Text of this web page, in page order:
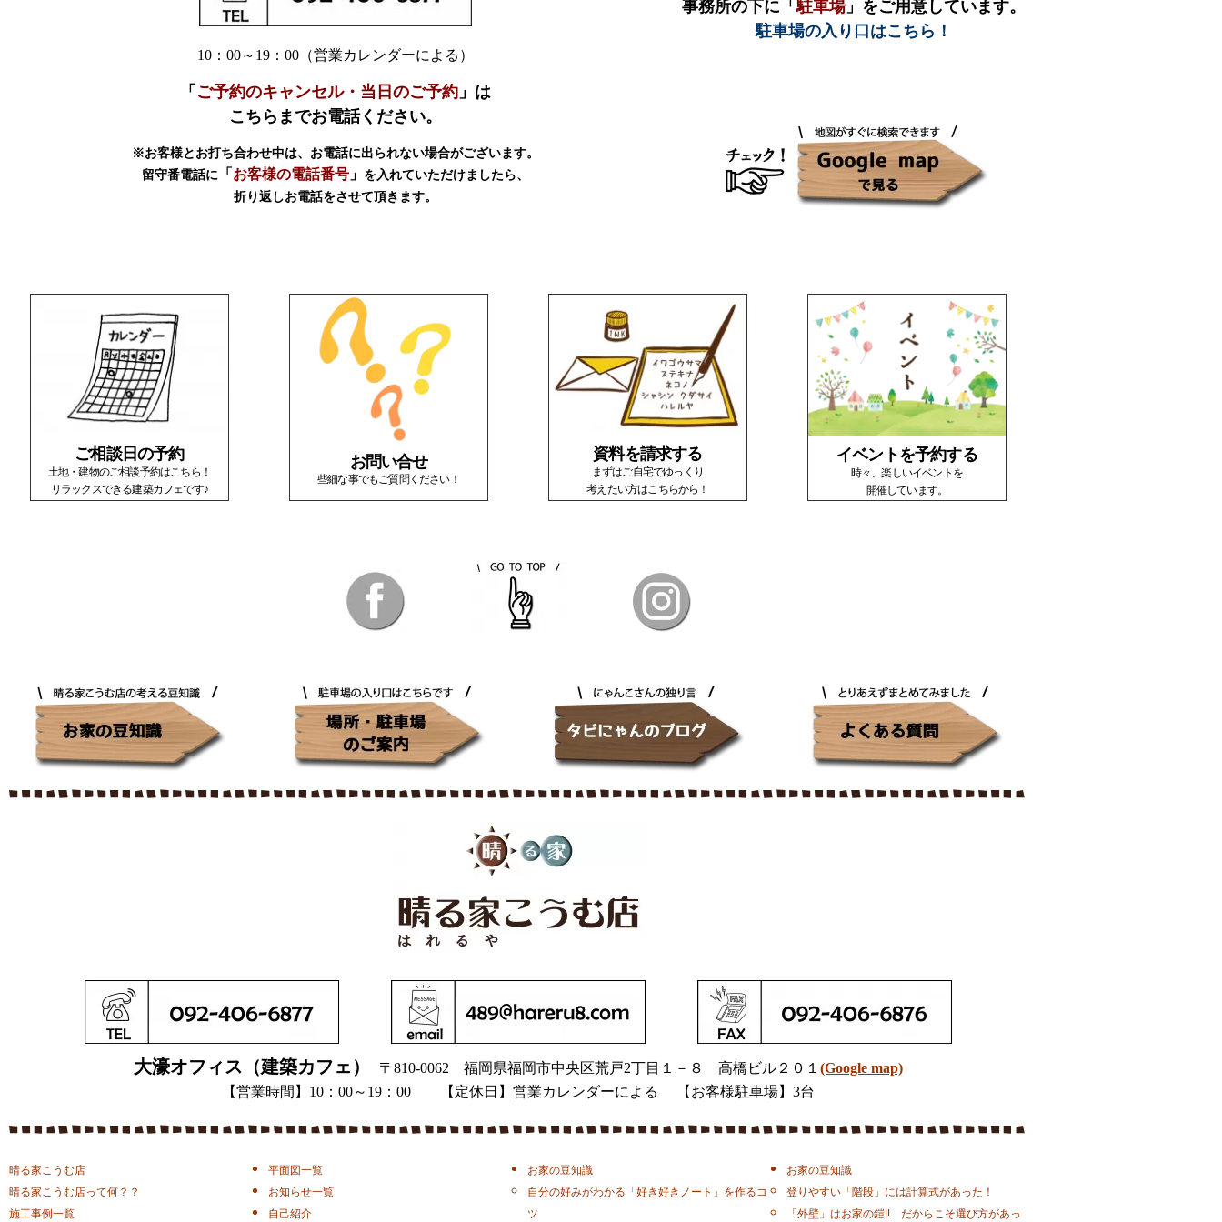
10：00～19：00（営業カレンダーによる）
「 ご予約のキャンセル・当日のご予約 」は
こちらまでお電話ください。
※お客様とお打ち合わせ中は、お電話に出られない場合がございます。
留守番電話に
「 お客様の電話番号 」 を入れていただけましたら、
折り返しお電話をさせて頂きます。
事務所の下に「駐車場」をご用意しています。
駐車場の入り口はこちら！
ご相談日の予約
土地・建物のご相談予約はこちら！
リラックスできる建築カフェです♪
お問い合せ
些細な事でもご質問ください！
資料を請求する
まずはご自宅でゆっくり
考えたい方はこちらから！
イベントを予約する
時々、楽しいイベントを
開催しています。
大濠オフィス（建築カフェ） 〒810-0062 福岡県福岡市中央区荒戸2丁目１－８ 高橋ビル２０１ (Google map)
【営業時間】10：00～19：00 【定休日】営業カレンダーによる 【お客様駐車場】3台
晴る家こうむ店
晴る家こうむ店って何？？
施工事例一覧
平面図一覧
お知らせ一覧
自己紹介
お家の豆知識
自分の好みがわかる「好き好きノート」を作るコ
ツ
お家の豆知識
登りやすい「階段」には計算式があった！
「外壁」はお家の鎧!! だからこそ選び方があっ